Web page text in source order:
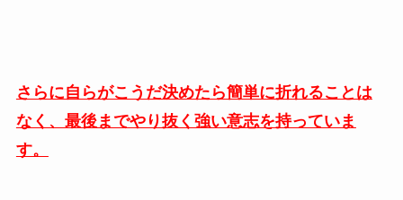
さらに自らがこうだ決めたら簡単に折れることは
なく、最後までやり抜く強い意志を持っていま
す。